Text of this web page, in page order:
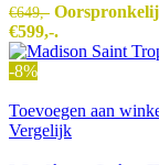
€649,-
€599,-.
-8%
Toevoegen aan
Vergelijk